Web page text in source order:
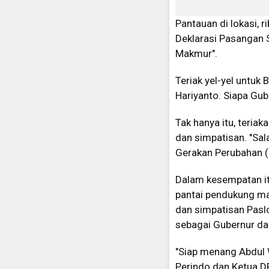
Pantauan di lokasi,
Deklarasi Pasangan
Makmur".
Teriak yel-yel untuk
Hariyanto. Siapa
Tak hanya itu,
dan simpatisan.
Gerakan Perubahan
Dalam kesempatan
pantai pendukung
dan simpatisan
sebagai Gubernur
"Siap menang Abdul
Perindo dan Ketua